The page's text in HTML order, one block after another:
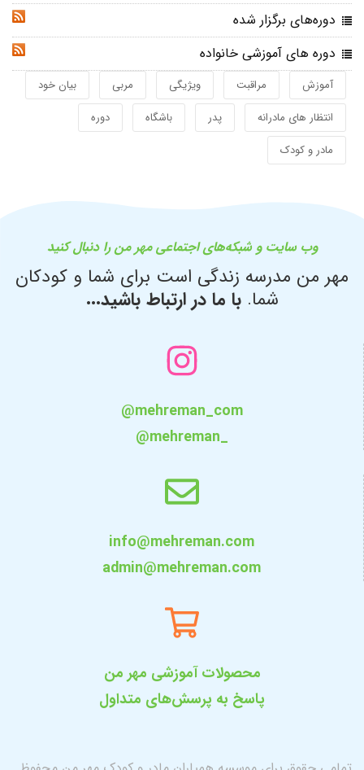
دوره‌های برگزار شده
دوره های آموزشی خانواده
آموزش مراقبت ویژیگی مربی
بیان خود
انتظار های مادرانه
پدر باشگاه
دوره
مادر و کودک
وب سایت و شبکه‌های اجتماعی مهر من را دنبال کنید
مهر من مدرسه زندگی است برای شما و کودکان
شما. با ما در ارتباط باشید...
@mehreman_com
@mehreman_
info@mehreman.com
admin@mehreman.com
محصولات آموزشی مهر من
پاسخ به پرسش‌های متداول